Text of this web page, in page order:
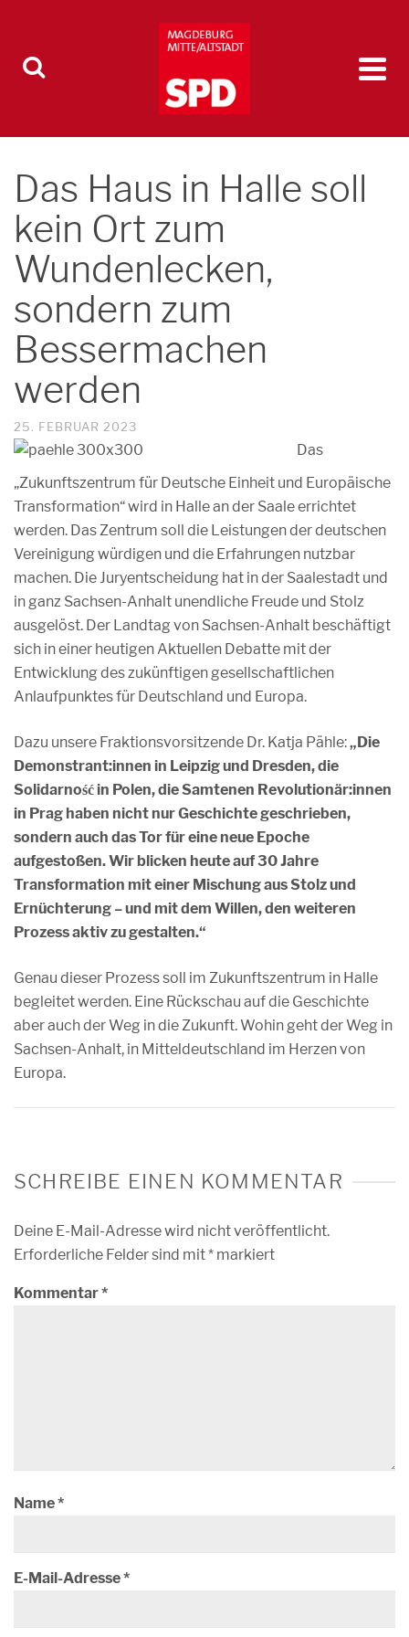
Das Haus in Halle soll
kein Ort zum
Wundenlecken,
sondern zum
Bessermachen
werden
25. FEBRUAR 2023
Das
„Zukunftszentrum für Deutsche Einheit und Europäische
Transformation“ wird in Halle an der Saale errichtet
werden. Das Zentrum soll die Leistungen der deutschen
Vereinigung würdigen und die Erfahrungen nutzbar
machen. Die Juryentscheidung hat in der Saalestadt und
in ganz Sachsen-Anhalt unendliche Freude und Stolz
ausgelöst. Der Landtag von Sachsen-Anhalt beschäftigt
sich in einer heutigen Aktuellen Debatte mit der
Entwicklung des zukünftigen gesellschaftlichen
Anlaufpunktes für Deutschland und Europa.
Dazu unsere Fraktionsvorsitzende Dr. Katja Pähle:„Die
Demonstrant:innen in Leipzig und Dresden, die
Solidarność in Polen, die Samtenen Revolutionär:innen
in Prag haben nicht nur Geschichte geschrieben,
sondern auch das Tor für eine neue Epoche
aufgestoßen. Wir blicken heute auf 30 Jahre
Transformation mit einer Mischung aus Stolz und
Ernüchterung – und mit dem Willen, den weiteren
Prozess aktiv zu gestalten.“
Genau dieser Prozess soll im Zukunftszentrum in Halle
begleitet werden. Eine Rückschau auf die Geschichte
aber auch der Weg in die Zukunft. Wohin geht der Weg in
Sachsen-Anhalt, in Mitteldeutschland im Herzen von
Europa.
SCHREIBE EINEN KOMMENTAR
Deine E-Mail-Adresse wird nicht veröffentlicht.
Erforderliche Felder sind mit* markiert
Kommentar*
Name*
E-Mail-Adresse*